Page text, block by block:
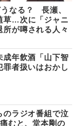
なる？ 長瀬、
草…次に「ジャニ
所が噂される人々
成年飲酒「山下智
者扱いはおかし
のラジオ番組で泣
むと、堂本剛の